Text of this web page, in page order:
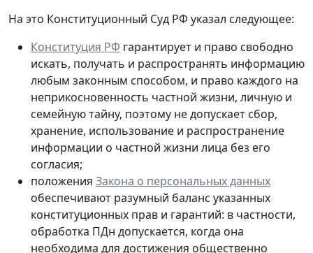
На это Конституционный Суд РФ указал следующее:
Конституция РФ гарантирует и право свободно
искать, получать и распространять информацию
любым законным способом, и право каждого на
неприкосновенность частной жизни, личную и
семейную тайну, поэтому не допускает сбор,
хранение, использование и распространение
информации о частной жизни лица без его
согласия;
положения Закона о персональных данных
обеспечивают разумный баланс указанных
конституционных прав и гарантий: в частности,
обработка ПДн допускается, когда она
необходима для достижения общественно